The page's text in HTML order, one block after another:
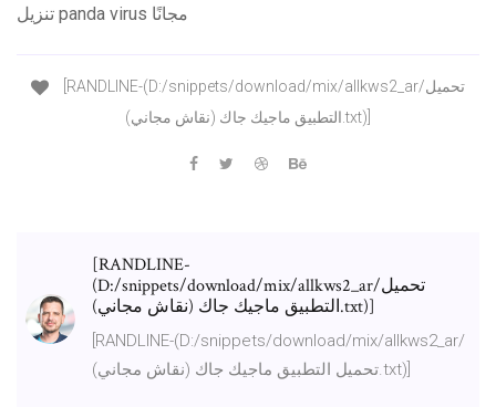
تنزيل panda virus مجانًا
[RANDLINE-(D:/snippets/download/mix/allkws2_ar/تحميل
التطبيق ماجيك جاك (نقاش مجاني).txt)]
[RANDLINE-
(D:/snippets/download/mix/allkws2_ar/تحميل
التطبيق ماجيك جاك (نقاش مجاني).txt)]
[RANDLINE-(D:/snippets/download/mix/allkws2_ar/
تحميل التطبيق ماجيك جاك (نقاش مجاني).txt)]